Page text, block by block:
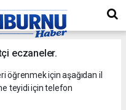
eczaneler.
öğrenmek için aşağıdan il
teyidi için telefon